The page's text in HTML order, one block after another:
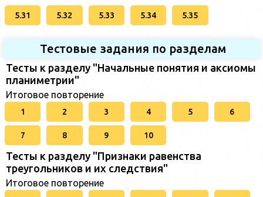
5.31 5.32 5.33 5.34 5.35
Тестовые задания по разделам
Тесты к разделу "Начальные понятия и аксиомы
планиметрии"
Итоговое повторение
1 2 3 4 5 6
7 8 9 10
Тесты к разделу "Признаки равенства
треугольников и их следствия"
Итоговое повторение